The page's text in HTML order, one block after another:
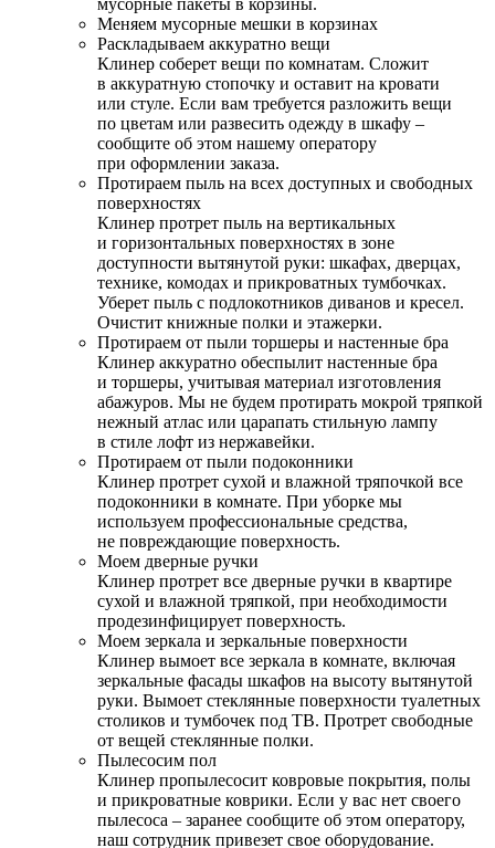
мусорные пакеты в корзины.
Меняем мусорные мешки в корзинах
Раскладываем аккуратно вещи
Клинер соберет вещи по комнатам. Сложит
в аккуратную стопочку и оставит на кровати
или стуле. Если вам требуется разложить вещи
по цветам или развесить одежду в шкафу –
сообщите об этом нашему оператору
при оформлении заказа.
Протираем пыль на всех доступных и свободных
поверхностях
Клинер протрет пыль на вертикальных
и горизонтальных поверхностях в зоне
доступности вытянутой руки: шкафах, дверцах,
технике, комодах и прикроватных тумбочках.
Уберет пыль с подлокотников диванов и кресел.
Очистит книжные полки и этажерки.
Протираем от пыли торшеры и настенные бра
Клинер аккуратно обеспылит настенные бра
и торшеры, учитывая материал изготовления
абажуров. Мы не будем протирать мокрой тряпкой
нежный атлас или царапать стильную лампу
в стиле лофт из нержавейки.
Протираем от пыли подоконники
Клинер протрет сухой и влажной тряпочкой все
подоконники в комнате. При уборке мы
используем профессиональные средства,
не повреждающие поверхность.
Моем дверные ручки
Клинер протрет все дверные ручки в квартире
сухой и влажной тряпкой, при необходимости
продезинфицирует поверхность.
Моем зеркала и зеркальные поверхности
Клинер вымоет все зеркала в комнате, включая
зеркальные фасады шкафов на высоту вытянутой
руки. Вымоет стеклянные поверхности туалетных
столиков и тумбочек под ТВ. Протрет свободные
от вещей стеклянные полки.
Пылесосим пол
Клинер пропылесосит ковровые покрытия, полы
и прикроватные коврики. Если у вас нет своего
пылесоса – заранее сообщите об этом оператору,
наш сотрудник привезет свое оборудование.